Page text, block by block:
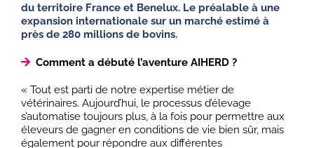
du territoire France et Benelux. Le préalable à une
expansion internationale sur un marché estimé à
près de 280 millions de bovins.
Comment a débuté l’aventure AIHERD ?
« Tout est parti de notre expertise métier de
vétérinaires. Aujourd’hui, le processus d’élevage
s’automatise toujours plus, à la fois pour permettre aux
éleveurs de gagner en conditions de vie bien sûr, mais
également pour répondre aux différentes